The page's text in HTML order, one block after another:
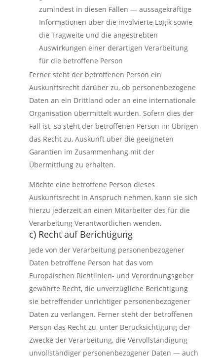
zumindest in diesen Fällen — aussagekräftige
Informationen über die involvierte Logik sowie
die Tragweite und die angestrebten
Auswirkungen einer derartigen Verarbeitung
für die betroffene Person
Ferner steht der betroffenen Person ein
Auskunftsrecht darüber zu, ob personenbezogene
Daten an ein Drittland oder an eine internationale
Organisation übermittelt wurden. Sofern dies der
Fall ist, so steht der betroffenen Person im Übrigen
das Recht zu, Auskunft über die geeigneten
Garantien im Zusammenhang mit der
Übermittlung zu erhalten.
Möchte eine betroffene Person dieses
Auskunftsrecht in Anspruch nehmen, kann sie sich
hierzu jederzeit an einen Mitarbeiter des für die
Verarbeitung Verantwortlichen wenden.
c) Recht auf Berichtigung
Jede von der Verarbeitung personenbezogener
Daten betroffene Person hat das vom
Europäischen Richtlinien- und Verordnungsgeber
gewährte Recht, die unverzügliche Berichtigung
sie betreffender unrichtiger personenbezogener
Daten zu verlangen. Ferner steht der betroffenen
Person das Recht zu, unter Berücksichtigung der
Zwecke der Verarbeitung, die Vervollständigung
unvollständiger personenbezogener Daten — auch